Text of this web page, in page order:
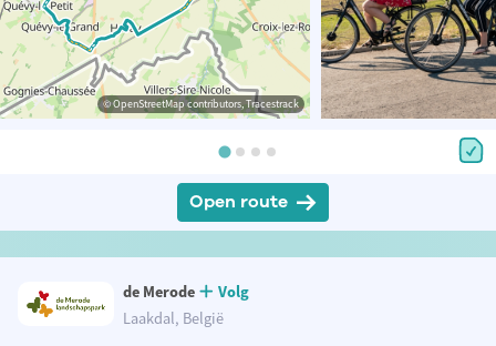
© OpenStreetMap contributors, Tracestrack
Open route
de Merode
Volg
Laakdal, België